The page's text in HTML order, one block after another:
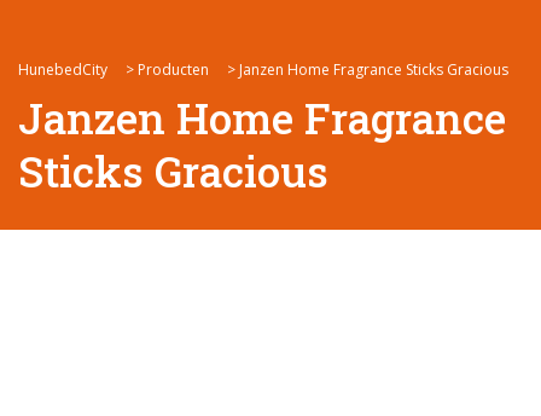
HunebedCity > Producten > Janzen Home Fragrance Sticks Gracious
Janzen Home Fragrance
Sticks Gracious